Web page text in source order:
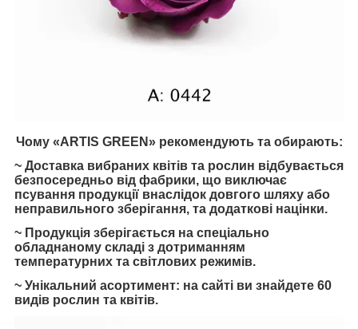
Чому «ARTIS GREEN» рекомендують та обирають:
~ Доставка вибраних квітів та рослин відбувається
безпосередньо від фабрики, що виключає
псування продукції внаслідок довгого шляху або
неправильного зберігання, та додаткові націнки.
~ Продукція зберігається на спеціально
обладнаному складі з дотриманням
температурних та світлових режимів.
~ Унікальний асортимент: на сайті ви знайдете 60
видів рослин та квітів.